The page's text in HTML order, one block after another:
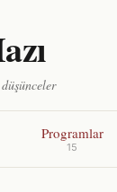
Programlar
15